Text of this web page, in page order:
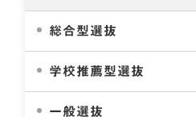
総合型選抜
学校推薦型選抜
一般選抜